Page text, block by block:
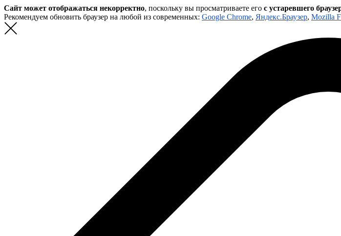
Сайт может отображаться некорректно, поскольку вы просматриваете его с устаревшего
Рекомендуем обновить браузер на любой из современных: Google Chrome, Яндекс.Браузер, Mozilla